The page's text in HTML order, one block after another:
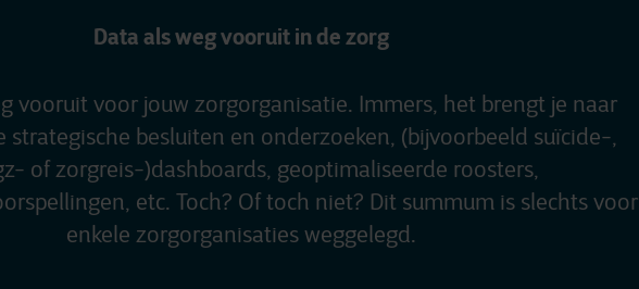
Data als weg vooruit in de zorg
vooruit voor jouw zorgorganisatie. Immers, het brengt je naar
strategische besluiten en onderzoeken, (bijvoorbeeld suïcide-,
of zorgreis-)dashboards, geoptimaliseerde roosters,
etc. Toch? Of toch niet? Dit summum is slechts voor
enkele zorgorganisaties weggelegd.